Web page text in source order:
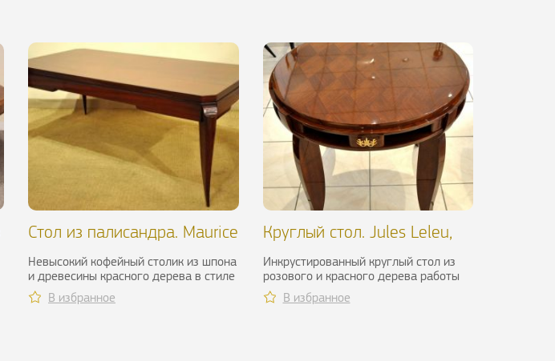
Стол из палисандра. Maurice
Невысокий кофейный столик из шпона
и древесины красного дерева в стиле
Ар-Деко работы Maurice Jallot...
В избранное
Круглый стол. Jules Leleu,
Инкрустированный круглый стол из
розового и красного дерева работы
французского дизайнера и
декоратора...
В избранное